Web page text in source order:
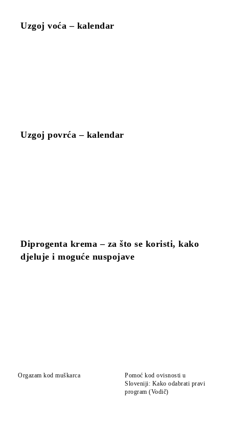
Uzgoj voća – kalendar
Uzgoj povrća – kalendar
Diprogenta krema – za što se koristi, kako
djeluje i moguće nuspojave
Orgazam kod muškarca
Pomoć kod ovisnosti u
Sloveniji: Kako odabrati pravi
program (Vodič)